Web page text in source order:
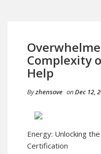
Complexity
Help
Byzhensove onDec 12,
Energy: Unlocking
Certification